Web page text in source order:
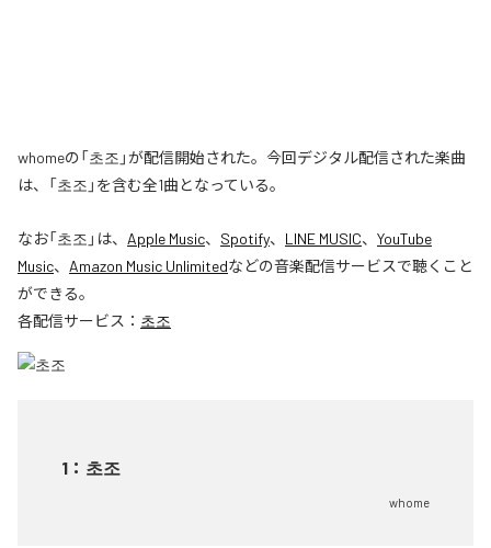
whomeの「초조」が配信開始された。今回デジタル配信された楽曲
は、「초조」を含む全1曲となっている。
なお「초조 」は、 Apple Music、 Spotify、 LINE MUSIC、 YouTube
Music、 Amazon Music Unlimitedなどの音楽配信サービスで聴くこと
ができる。
各配信サービス： 초조
1 ： 초조
whome